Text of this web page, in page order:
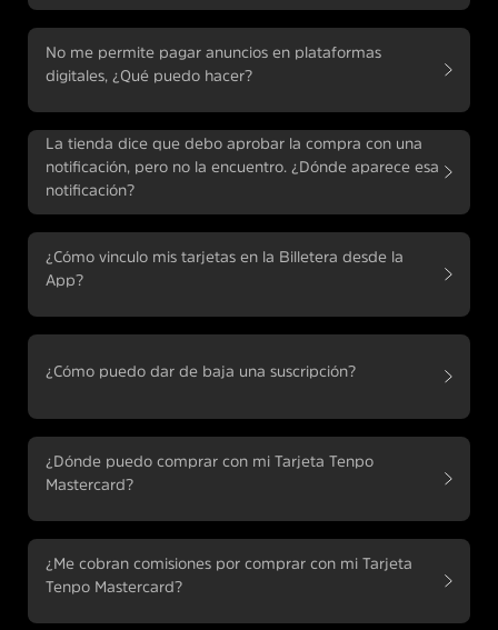
No me permite pagar anuncios en plataformas
digitales, ¿Qué puedo hacer?
La tienda dice que debo aprobar la compra con una
notificación, pero no la encuentro. ¿Dónde aparece esa
notificación?
¿Cómo vinculo mis tarjetas en la Billetera desde la
App?
¿Cómo puedo dar de baja una suscripción?
¿Dónde puedo comprar con mi Tarjeta Tenpo
Mastercard?
¿Me cobran comisiones por comprar con mi Tarjeta
Tenpo Mastercard?